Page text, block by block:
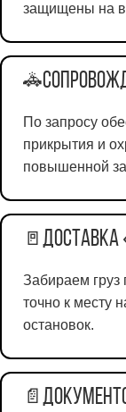
защищены на
🚓
По запросу
прикрытия и
повышенной
🚪 Доставка
Забираем груз
точно к месту
остановок.
📄